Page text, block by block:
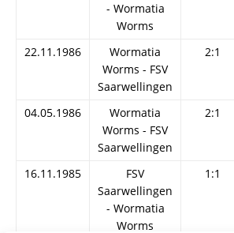
- Wormatia
Worms
22.11.1986
Wormatia
Worms - FSV
Saarwellingen
2:1
04.05.1986
Wormatia
Worms - FSV
Saarwellingen
2:1
16.11.1985
FSV
Saarwellingen
- Wormatia
Worms
1:1